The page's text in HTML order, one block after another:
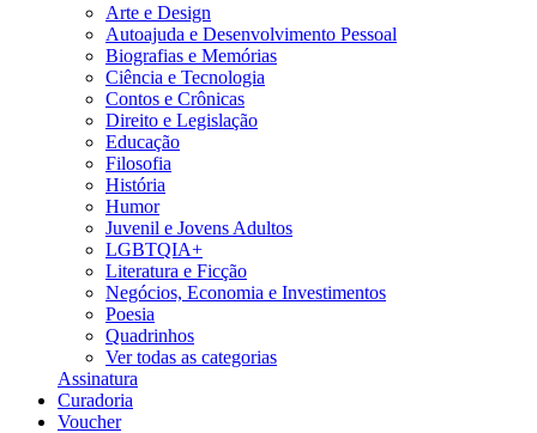
Arte e Design
Autoajuda e Desenvolvimento Pessoal
Biografias e Memórias
Ciência e Tecnologia
Contos e Crônicas
Direito e Legislação
Educação
Filosofia
História
Humor
Juvenil e Jovens Adultos
LGBTQIA+
Literatura e Ficção
Negócios, Economia e Investimentos
Poesia
Quadrinhos
Ver todas as categorias
Assinatura
Curadoria
Voucher